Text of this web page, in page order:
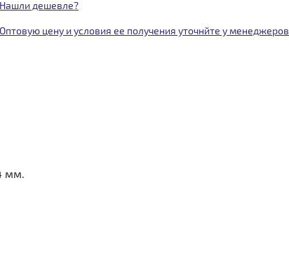
Нашли дешевле?
Оптовую цену и условия ее получения уточнйте у менеджеров
мм.